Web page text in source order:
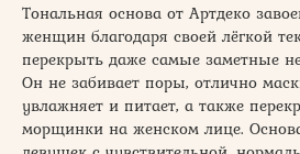
Тональная основа от Артдеко
женщин благодаря своей лёгкой
перекрыть даже самые заметные
Он не забивает поры, отлично
увлажняет и питает, а также
морщинки на женском лице.